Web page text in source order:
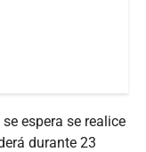
espera se realice
durante 23